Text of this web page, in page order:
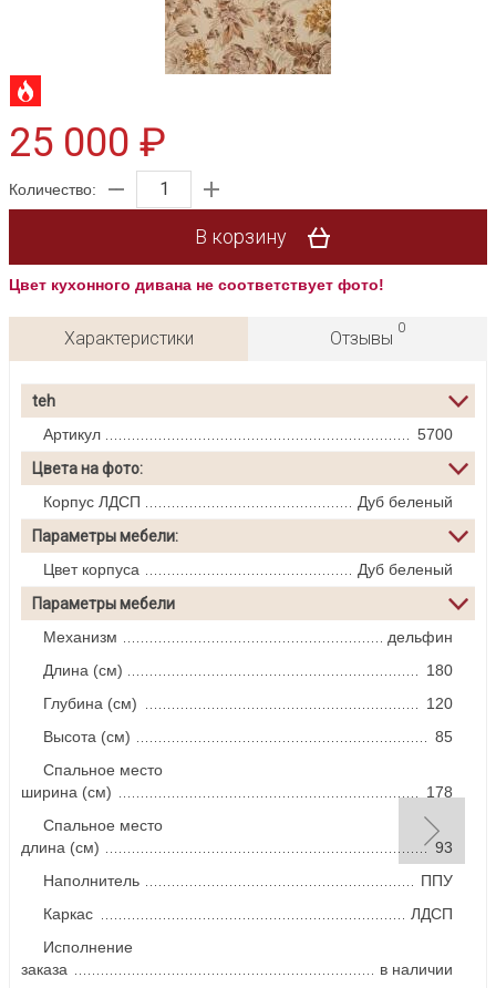
25 000 ₽
Количество:
В корзину
Цвет кухонного дивана не соответствует фото!
Характеристики Отзывы
0
teh
Артикул
5700
Цвета на фото:
Корпус ЛДСП
Дуб беленый
Параметры мебели:
Цвет корпуса
Дуб беленый
Параметры мебели
Механизм
дельфин
Длина (см)
180
Глубина (см)
120
Высота (см)
85
Спальное место
ширина (см)
178
Спальное место
длина (см)
93
Наполнитель
ППУ
Каркас
ЛДСП
Исполнение
заказа
в наличии